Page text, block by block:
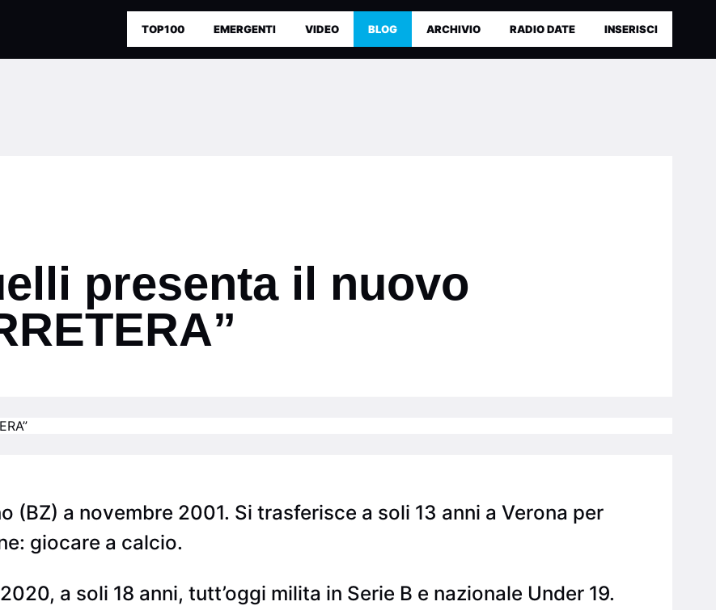
TOP100 EMERGENTI VIDEO BLOG ARCHIVIO RADIO DATE INSERISCI
presenta il nuovo
(BZ) a novembre 2001. Si trasferisce a soli 13 anni a Verona per
giocare a calcio.
a soli 18 anni, tutt’oggi milita in Serie B e nazionale Under 19.